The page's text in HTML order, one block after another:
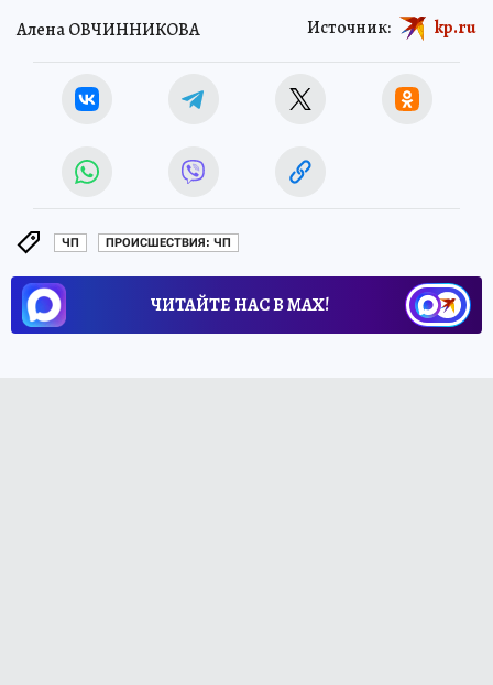
Алена ОВЧИННИКОВА Источник: kp.ru
ЧП ПРОИСШЕСТВИЯ: ЧП
ЧИТАЙТЕ НАС В МАХ!